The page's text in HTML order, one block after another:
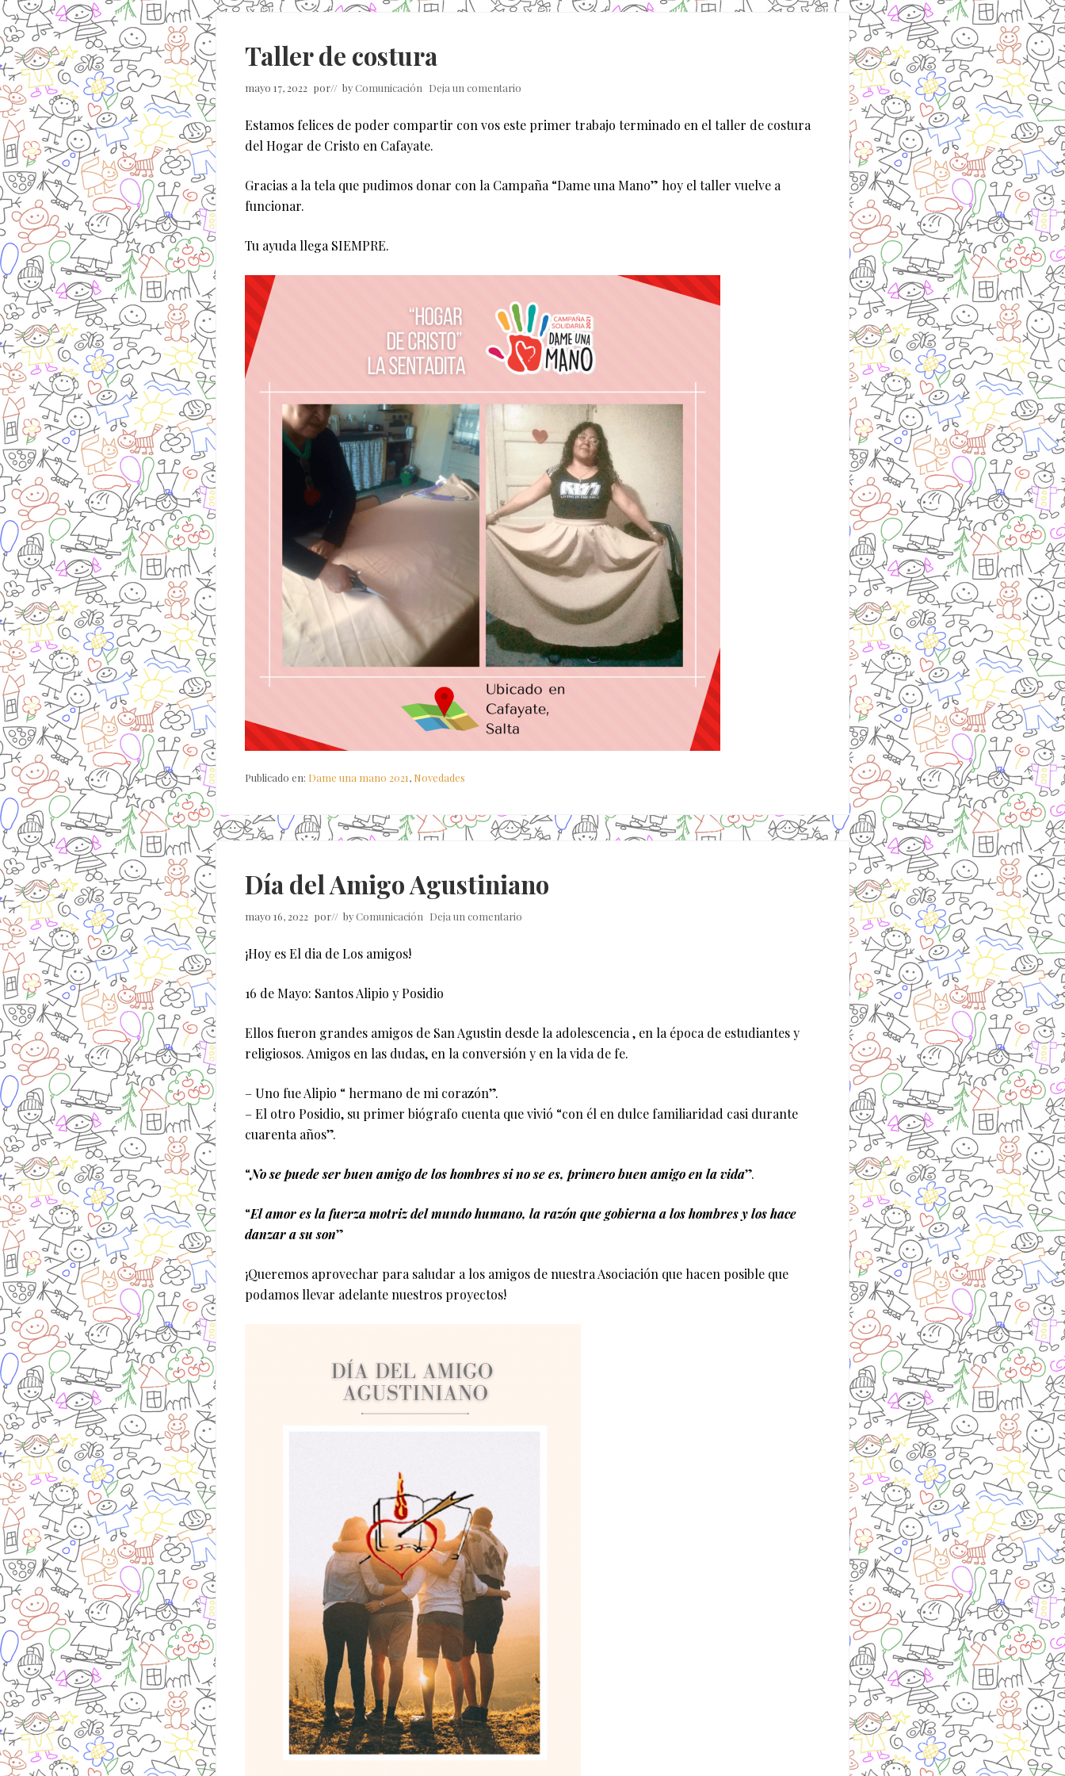
Taller de costura
mayo 17, 2022 por// byComunicación Deja un comentario
Estamos felices de poder compartir con vos este primer trabajo terminado en el taller de costura
del Hogar de Cristo en Cafayate.
Gracias a la tela que pudimos donar con la Campaña “Dame una Mano” hoy el taller vuelve a
funcionar.
Tu ayuda llega SIEMPRE.
Publicado en: Dame una mano 2021, Novedades
Día del Amigo Agustiniano
mayo 16, 2022 por// byComunicación Deja un comentario
¡Hoy es El dia de Los amigos!
16 de Mayo: Santos Alipio y Posidio
Ellos fueron grandes amigos de San Agustin desde la adolescencia , en la época de estudiantes y
religiosos. Amigos en las dudas, en la conversión y en la vida de fe.
– Uno fue Alipio “ hermano de mi corazón”.
– El otro Posidio, su primer biógrafo cuenta que vivió “con él en dulce familiaridad casi durante
cuarenta años”.
“No se puede ser buen amigo de los hombres si no se es, primero buen amigo en la vida”.
“El amor es la fuerza motriz del mundo humano, la razón que gobierna a los hombres y los hace
danzar a su son”
¡Queremos aprovechar para saludar a los amigos de nuestra Asociación que hacen posible que
podamos llevar adelante nuestros proyectos!